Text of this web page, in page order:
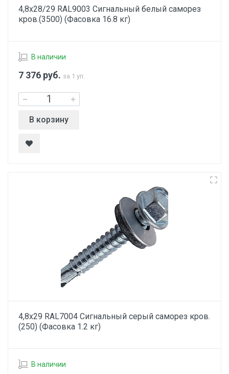
4,8х28/29 RAL9003 Сигнальный белый саморез
кров.(3500) (Фасовка 16.8 кг)
В наличии
7 376 руб. за 1 уп.
В корзину
4,8х29 RAL7004 Сигнальный серый саморез кров.
(250) (Фасовка 1.2 кг)
В наличии